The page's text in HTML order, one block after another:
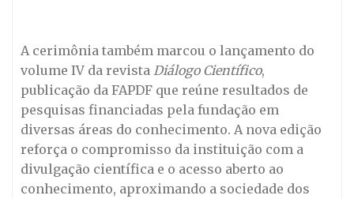
A cerimônia também marcou o lançamento do
volume IV da revista Diálogo Científico,
publicação da FAPDF que reúne resultados de
pesquisas financiadas pela fundação em
diversas áreas do conhecimento. A nova edição
reforça o compromisso da instituição com a
divulgação científica e o acesso aberto ao
conhecimento, aproximando a sociedade dos